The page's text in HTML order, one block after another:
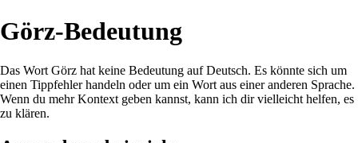
Görz-Bedeutung
Das Wort Görz hat keine Bedeutung auf Deutsch. Es könnte sich um
einen Tippfehler handeln oder um ein Wort aus einer anderen Sprache.
Wenn du mehr Kontext geben kannst, kann ich dir vielleicht helfen, es
zu klären.